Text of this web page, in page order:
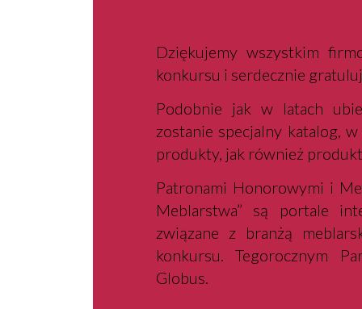
Dziękujemy wszystkim
konkursu i serdecznie
Podobnie jak w latach
zostanie specjalny katalog,
produkty, jak również
Patronami Honorowymi i
Meblarstwa” są portale
związane z branżą
konkursu. Tegorocznym
Globus.